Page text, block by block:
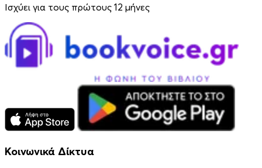
Ισχύει για τους πρώτους 12 μήνες
Κοινωνικά Δίκτυα